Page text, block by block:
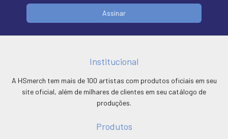
Institucional
A HSmerch tem mais de 100 artistas com produtos oficiais em seu
site oficial, além de milhares de clientes em seu catálogo de
produções.
Produtos